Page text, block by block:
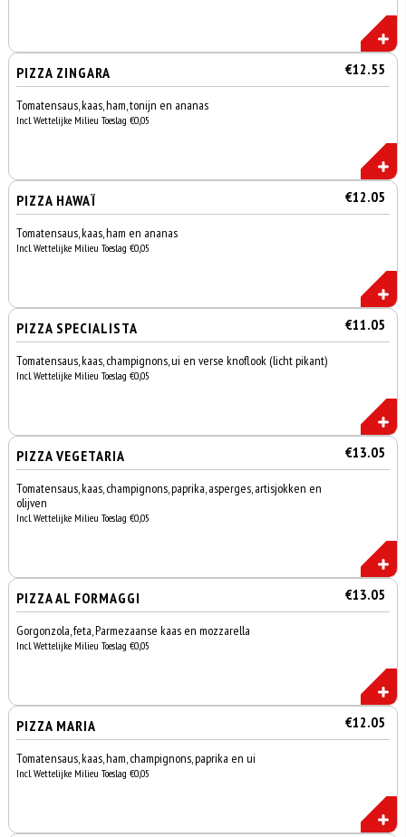
PIZZA ZINGARA €12.55
Tomatensaus, kaas, ham, tonijn en ananas
Incl. Wettelijke Milieu Toeslag €0,05
PIZZA HAWAÏ €12.05
Tomatensaus, kaas, ham en ananas
Incl. Wettelijke Milieu Toeslag €0,05
PIZZA SPECIALISTA €11.05
Tomatensaus, kaas, champignons, ui en verse knoflook (licht pikant)
Incl. Wettelijke Milieu Toeslag €0,05
PIZZA VEGETARIA €13.05
Tomatensaus, kaas, champignons, paprika, asperges, artisjokken en
olijven
Incl. Wettelijke Milieu Toeslag €0,05
PIZZA AL FORMAGGI €13.05
Gorgonzola, feta, Parmezaanse kaas en mozzarella
Incl. Wettelijke Milieu Toeslag €0,05
PIZZA MARIA €12.05
Tomatensaus, kaas, ham, champignons, paprika en ui
Incl. Wettelijke Milieu Toeslag €0,05